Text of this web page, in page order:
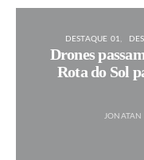
DESTAQUE 01
Drones
Rota do Sol
JONATAN